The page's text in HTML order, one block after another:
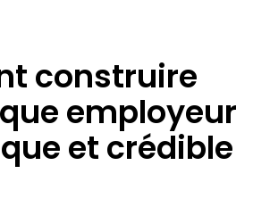
construire
employeur
et crédible